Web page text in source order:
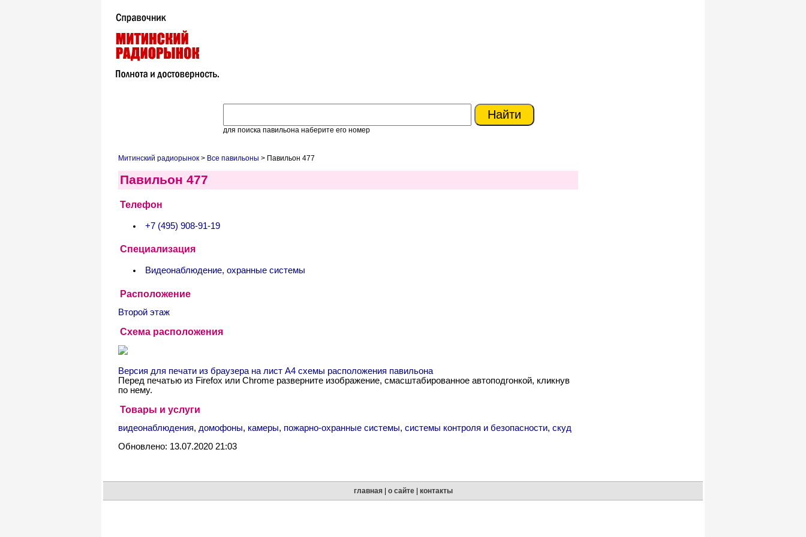
для поиска павильона наберите его номер
Митинский радиорынок > Все павильоны > Павильон 477
Павильон 477
Телефон
+7 (495) 908-91-19
Специализация
Видеонаблюдение, охранные системы
Расположение
Второй этаж
Схема расположения
Версия для печати из браузера на лист А4 схемы расположения павильона
Перед печатью из Firefox или Chrome разверните изображение, смасштабированное автоподгонкой, кликнув
по нему.
Товары и услуги
видеонаблюдения, домофоны, камеры, пожарно-охранные системы, системы контроля и безопасности, скуд
Обновлено: 13.07.2020 21:03
главная| о сайте| контакты